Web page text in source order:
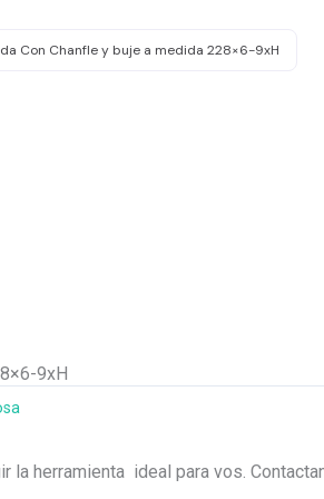
Con Chanfle y buje a medida 228×6-9xH
9xH
la herramienta ideal para vos.